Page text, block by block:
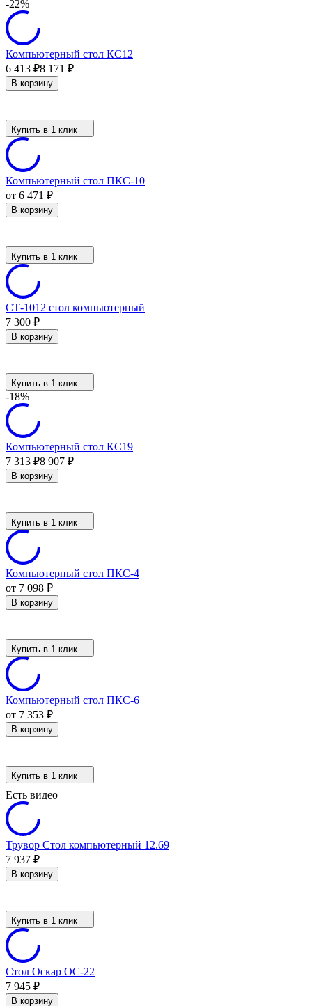
-22%
Компьютерный стол КС12
6 413 ₽8 171 ₽
В корзину
Купить в 1 клик
Компьютерный стол ПКС-10
от 6 471
₽
В корзину
Купить в 1 клик
СТ-1012 стол компьютерный
7 300 ₽
В корзину
Купить в 1 клик
-18%
Компьютерный стол КС19
7 313 ₽8 907 ₽
В корзину
Купить в 1 клик
Компьютерный стол ПКС-4
от 7 098 ₽
В корзину
Купить в 1 клик
Компьютерный стол ПКС-6
от 7 353 ₽
В корзину
Купить в 1 клик
Есть видео
Трувор Стол компьютерный 12.69
7 937 ₽
В корзину
Купить в 1 клик
Стол Оскар ОС-22
7 945 ₽
В корзину